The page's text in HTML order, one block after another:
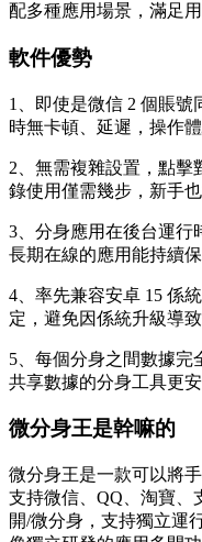
配多種應用場景，滿足
軟件優勢
1、即使是微信 2 個賬
時無卡頓、延遲，操作
2、無需複雜設置，點擊
錄使用僅需幾步，新手也
3、分身應用在後台運行
長期在線的應用能持續保
4、率先兼容安卓 15 係
定，避免因係統升級導
5、每個分身之間數據完
共享數據的分身工具更
微分身王是幹嘛的
微分身王是一款可以將
支持微信、QQ、淘寶、
開/微分身，支持獨立運